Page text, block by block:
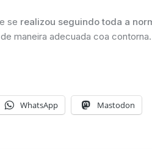
se realizou seguindo toda a
maneira adecuada coa
WhatsApp Mastodon